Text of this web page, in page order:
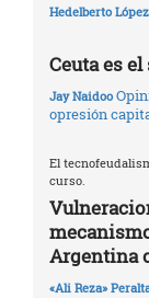
Hedelberto
Ceuta es
Jay Naidoo
opresión
El
curso.
Argentina
«Ali Reza»